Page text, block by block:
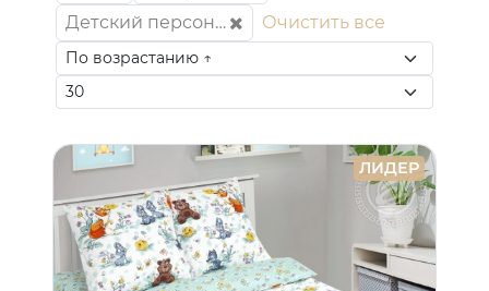
Детский персонаж
Очистить все
ЛИДЕР